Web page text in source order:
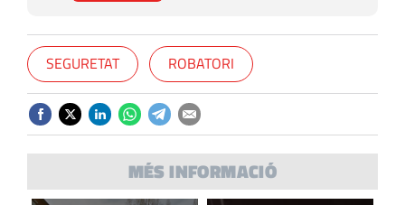
SEGURETAT ROBATORI
MÉS INFORMACIÓ